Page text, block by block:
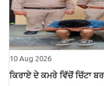
10 Aug 2026
ਕਿਰਾਏ ਦੇ ਕਮਰੇ ਵਿੱਚੋਂ ਚਿੱਟਾ